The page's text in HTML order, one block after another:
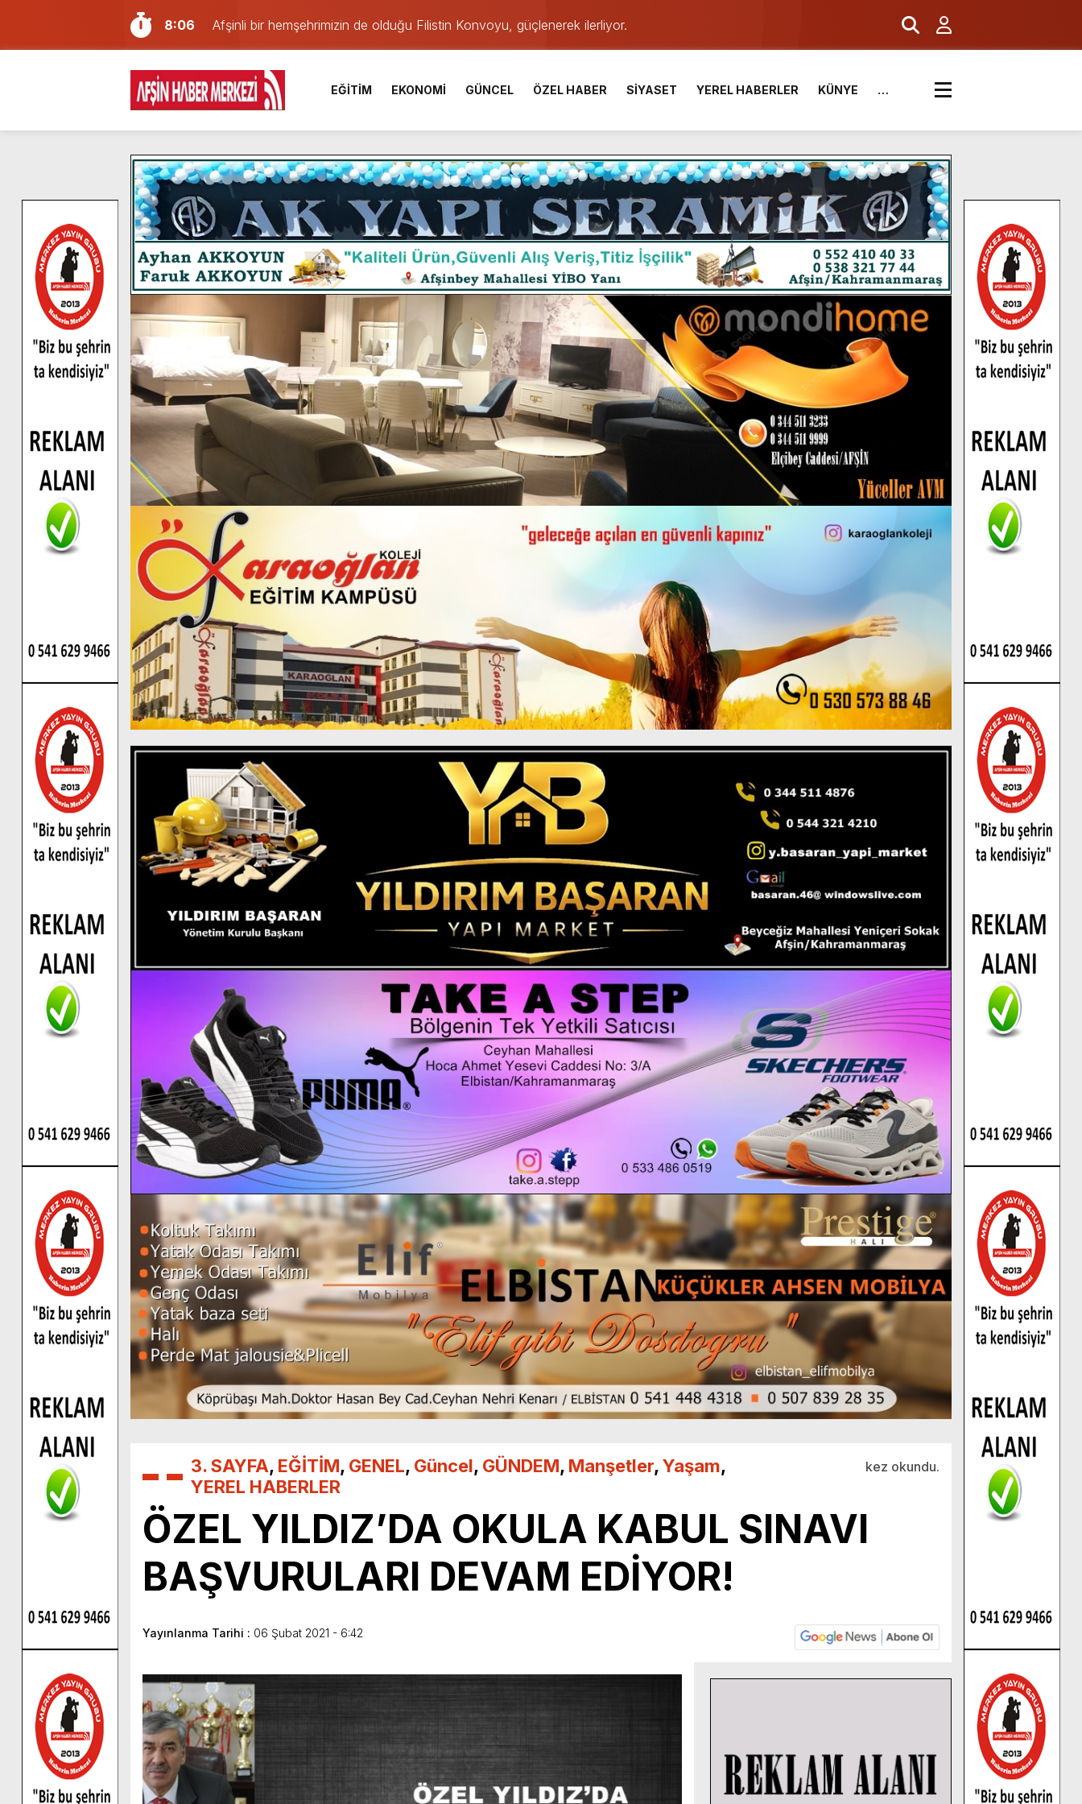
8:06
Afşinli bir hemşehrimizin de olduğu Filistin Konvoyu, güçlenerek ilerliyor.
14:05
Madrigal, Perşembe Günü KAFUM’da Sahne Alacak.
7:39
KEDİNİZ Mİ VAR?
7:27
Cumhurbaşkanı Erdoğan, Ayser Çalık Ortaokulu Şehitlerinin Aileleriyle Bir Araya Geldi.
13:57
Afşin Heyetinden Kaymakam Muammer Sarıdoğan’a Beşikdüzü’nde hayırlı olsun ziyareti.
10:34
Vatandaşlardan Ağustos Fuarı’na Tam Not.
16:48
Pusula Maraş Kamplarında 2 Bin Genç Doğa ve Bilimle Buluştu.
16:46
Pusula Maraş’ın Akademik Desteği Türkiye Derecesi Getirdi.
9:47
Afşin’de Orjinal deri işçiliği hediyelik eşya satışı Yunus Dağdelen tarafından yaşatılıyor.
11:22
KAFUM Fuar Alanı Bulut ve Yavuz’un Ezgileriyle Şenlendi.
EĞİTİM EKONOMİ GÜNCEL ÖZEL HABER SİYASET YEREL HABERLER KÜNYE …
3. SAYFA, EĞİTİM, GENEL, Güncel, GÜNDEM, Manşetler,Yaşam,
YEREL HABERLER
kez okundu.
ÖZEL YILDIZ’DA OKULA KABUL SINAVI
BAŞVURULARI DEVAM EDİYOR!
Yayınlanma Tarihi : 06 Şubat 2021 - 6:42